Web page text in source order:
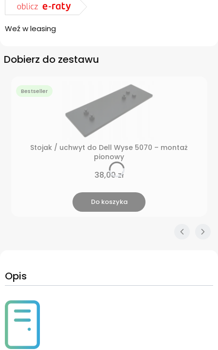
Weź w leasing
Dobierz do zestawu
Bestseller
Stojak / uchwyt do Dell Wyse 5070 – montaż
pionowy
Cena
38,00 zł
Do koszyka
Opis